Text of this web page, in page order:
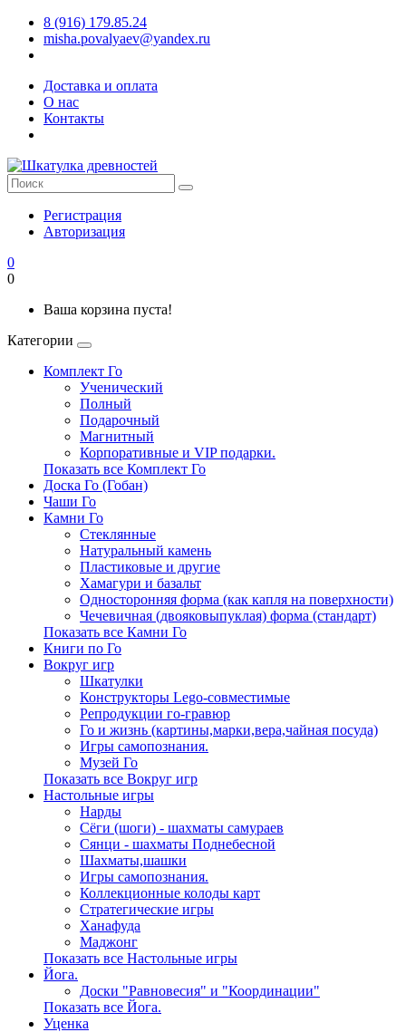
8 (916) 179.85.24
misha.povalyaev@yandex.ru
Доставка и оплата
О нас
Контакты
Регистрация
Авторизация
0
0
Ваша корзина пуста!
Категории
Комплект Го
Ученический
Полный
Подарочный
Магнитный
Корпоративные и VIP подарки.
Показать все Комплект Го
Доска Го (Гобан)
Чаши Го
Камни Го
Стеклянные
Натуральный камень
Пластиковые и другие
Хамагури и базальт
Односторонняя форма (как капля на поверхности)
Чечевичная (двояковыпуклая) форма (стандарт)
Показать все Камни Го
Книги по Го
Вокруг игр
Шкатулки
Конструкторы Lego-совместимые
Репродукции го-гравюр
Го и жизнь (картины,марки,вера,чайная посуда)
Игры самопознания.
Музей Го
Показать все Вокруг игр
Настольные игры
Нарды
Сёги (шоги) - шахматы самураев
Сянци - шахматы Поднебесной
Шахматы,шашки
Игры самопознания.
Коллекционные колоды карт
Стратегические игры
Ханафуда
Маджонг
Показать все Настольные игры
Йога.
Доски "Равновесия" и "Координации"
Показать все Йога.
Уценка